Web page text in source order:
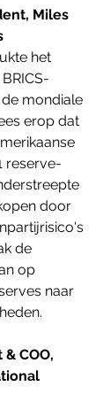
Miles
het
mondiale
erop dat
reserve-
door
de
op
naar
COO,